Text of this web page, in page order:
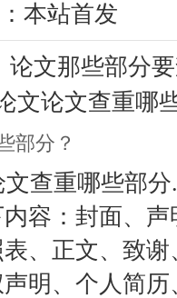
本站首发
部分？
查重哪些部
容：封面、
、正文、致
明、个人简